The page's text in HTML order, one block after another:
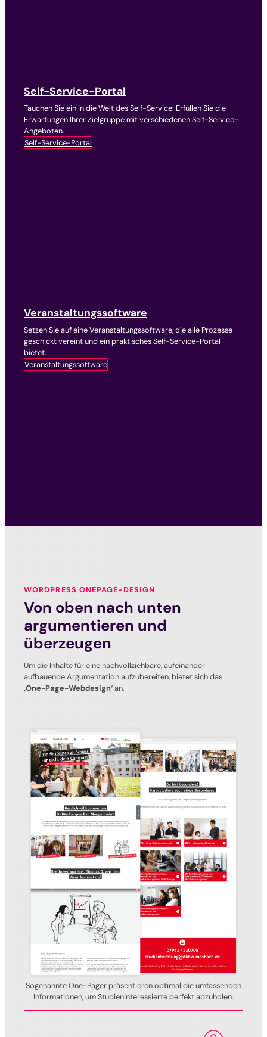
Self-Service-Portal
Tauchen Sie ein in die Welt des Self-Service: Erfüllen Sie die
Erwartungen Ihrer Zielgruppe mit verschiedenen Self-Service-
Angeboten.
Self-Service-Portal
Veranstaltungssoftware
Setzen Sie auf eine Veranstaltungssoftware, die alle Prozesse
geschickt vereint und ein praktisches Self-Service-Portal
bietet.
Veranstaltungssoftware
WORDPRESS ONEPAGE-DESIGN
Von oben nach unten
argumentieren und
überzeugen
Um die Inhalte für eine nachvollziehbare, aufeinander
aufbauende Argumentation aufzubereiten, bietet sich das
‚One-Page-Webdesign‘an.
Sogenannte One-Pager präsentieren optimal die umfassenden
Informationen, um Studieninteressierte perfekt abzuholen.